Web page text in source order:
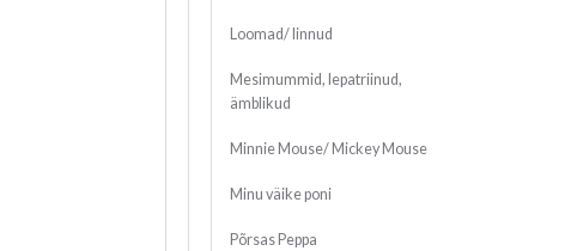
Loomad/ linnud
Mesimummid, lepatriinud,
ämblikud
Minnie Mouse/ Mickey Mouse
Minu väike poni
Põrsas Peppa